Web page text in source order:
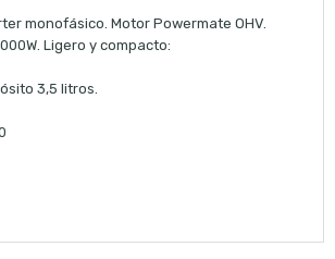
monofásico. Motor Powermate OHV.
Ligero y compacto:
3,5 litros.